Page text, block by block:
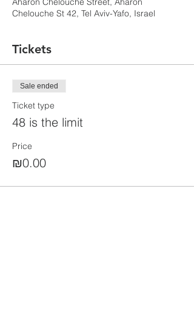
Chelouche St 42, Tel Aviv-Yafo, Israel
Tickets
Sale ended
Ticket type
48 is the limit
Price
₪0.00